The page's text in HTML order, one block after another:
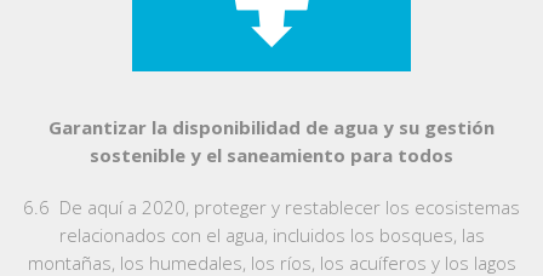
Garantizar la disponibilidad de agua y su gestión
sostenible y el saneamiento para todos
6.6 De aquí a 2020, proteger y restablecer los ecosistemas
relacionados con el agua, incluidos los bosques, las
montañas, los humedales, los ríos, los acuíferos y los lagos